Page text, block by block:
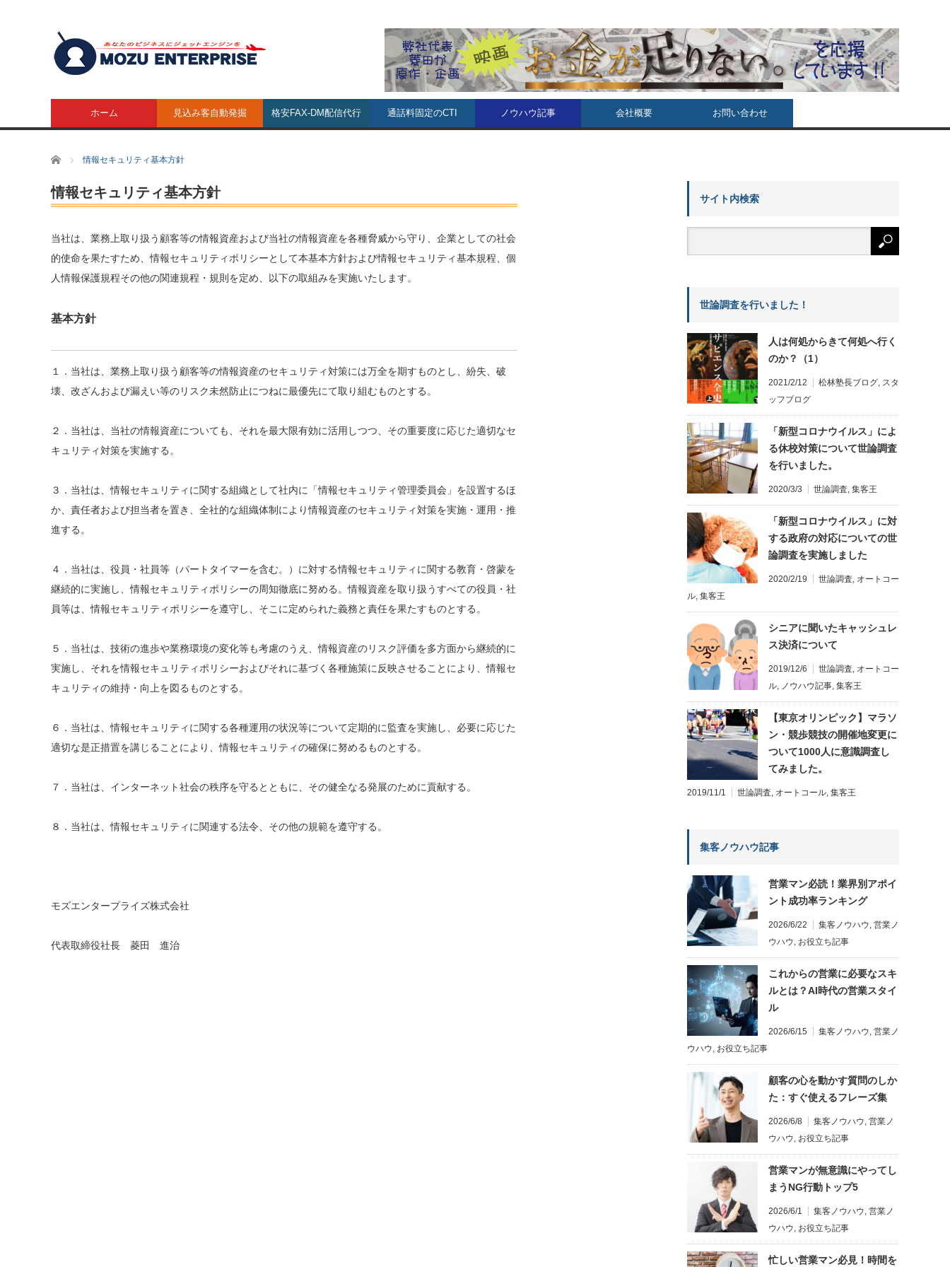
ホーム 見込み客自動発掘 格安FAX-DM配信代行 通話料固定のCTI ノウハウ記事 会社概要 お問い合わせ
ホーム 情報セキュリティ基本方針
情報セキュリティ基本方針
当社は、業務上取り扱う顧客等の情報資産および当社の情報資産を各種脅威から守り、企業としての社会
的使命を果たすため、情報セキュリティポリシーとして本基本方針および情報セキュリティ基本規程、個
人情報保護規程その他の関連規程・規則を定め、以下の取組みを実施いたします。
基本方針
１．当社は、業務上取り扱う顧客等の情報資産のセキュリティ対策には万全を期すものとし、紛失、破
壊、改ざんおよび漏えい等のリスク未然防止につねに最優先にて取り組むものとする。
２．当社は、当社の情報資産についても、それを最大限有効に活用しつつ、その重要度に応じた適切なセ
キュリティ対策を実施する。
３．当社は、情報セキュリティに関する組織として社内に「情報セキュリティ管理委員会」を設置するほ
か、責任者および担当者を置き、全社的な組織体制により情報資産のセキュリティ対策を実施・運用・推
進する。
４．当社は、役員・社員等（パートタイマーを含む。）に対する情報セキュリティに関する教育・啓蒙を
継続的に実施し、情報セキュリティポリシーの周知徹底に努める。情報資産を取り扱うすべての役員・社
員等は、情報セキュリティポリシーを遵守し、そこに定められた義務と責任を果たすものとする。
５．当社は、技術の進歩や業務環境の変化等も考慮のうえ、情報資産のリスク評価を多方面から継続的に
実施し、それを情報セキュリティポリシーおよびそれに基づく各種施策に反映させることにより、情報セ
キュリティの維持・向上を図るものとする。
６．当社は、情報セキュリティに関する各種運用の状況等について定期的に監査を実施し、必要に応じた
適切な是正措置を講じることにより、情報セキュリティの確保に努めるものとする。
７．当社は、インターネット社会の秩序を守るとともに、その健全なる発展のために貢献する。
８．当社は、情報セキュリティに関連する法令、その他の規範を遵守する。
モズエンタープライズ株式会社
代表取締役社長 菱田 進治
サイト内検索
世論調査を行いました！
人は何処からきて何処へ行く
のか？（1）
2021/2/12 松林塾長ブログ, スタ
ッフブログ
「新型コロナウイルス」によ
る休校対策について世論調査
を行いました。
2020/3/3 世論調査, 集客王
「新型コロナウイルス」に対
する政府の対応についての世
論調査を実施しました
2020/2/19 世論調査, オートコー
ル, 集客王
シニアに聞いたキャッシュレ
ス決済について
2019/12/6 世論調査, オートコー
ル, ノウハウ記事, 集客王
【東京オリンピック】マラソ
ン・競歩競技の開催地変更に
ついて1000人に意識調査し
てみました。
2019/11/1 世論調査, オートコール, 集客王
集客ノウハウ記事
営業マン必読！業界別アポイ
ント成功率ランキング
2026/6/22 集客ノウハウ, 営業ノ
ウハウ, お役立ち記事
これからの営業に必要なスキ
ルとは？AI時代の営業スタイ
ル
2026/6/15 集客ノウハウ, 営業ノ
ウハウ, お役立ち記事
顧客の心を動かす質問のしか
た：すぐ使えるフレーズ集
2026/6/8 集客ノウハウ, 営業ノ
ウハウ, お役立ち記事
営業マンが無意識にやってし
まうNG行動トップ5
2026/6/1 集客ノウハウ, 営業ノ
ウハウ, お役立ち記事
忙しい営業マン必見！時間を